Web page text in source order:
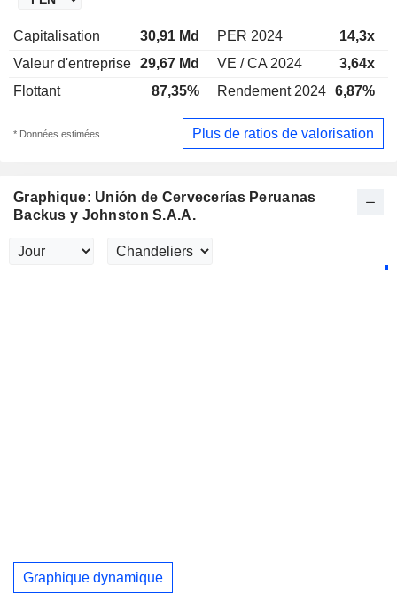
Capitalisation 30,91 Md PER 2024 14,3x
Valeur d'entreprise 29,67 Md VE / CA 2024 3,64x
Flottant
87,35% Rendement 2024 6,87%
* Données estimées Plus de ratios de valorisation
Graphique: Unión de Cervecerías Peruanas
Backus y Johnston S.A.A.
Graphique dynamique